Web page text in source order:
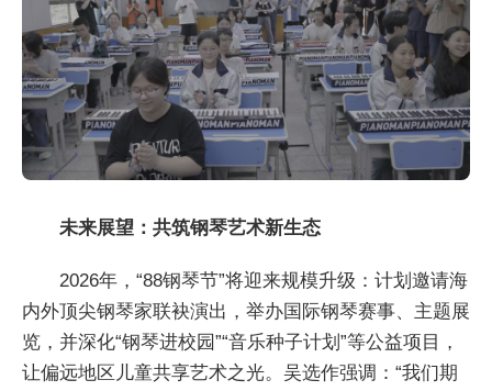
未来展望：共筑钢琴艺术新生态
2026年，“88钢琴节”将迎来规模升级：计划邀请海
内外顶尖钢琴家联袂演出，举办国际钢琴赛事、主题展
览，并深化“钢琴进校园”“音乐种子计划”等公益项目，
让偏远地区儿童共享艺术之光。吴选作强调：“我们期